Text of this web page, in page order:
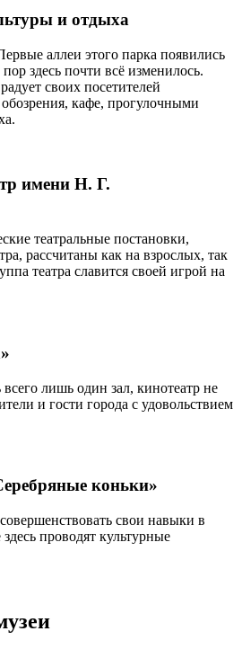
и отдыха
аллеи этого парка появились
здесь почти всё изменилось.
своих посетителей
кафе, прогулочными
имени Н. Г.
театральные постановки,
рассчитаны как на взрослых, так
театра славится своей игрой на
всего лишь один зал, кинотеатр не
и гости города с удовольствием
коньки»
свои навыки в
проводят культурные